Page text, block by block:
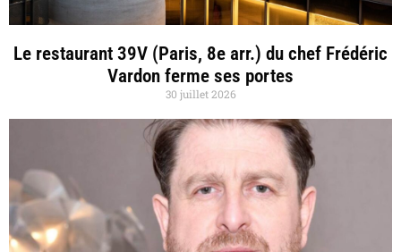
Le restaurant 39V (Paris, 8e arr.) du chef Frédéric
Vardon ferme ses portes
30 juillet 2026